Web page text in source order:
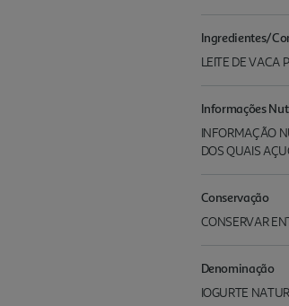
Ingredientes/
LEITE DE VACA
Informações
INFORMAÇÃO
DOS QUAIS
Conservação
CONSERVAR
Denominação
IOGURTE